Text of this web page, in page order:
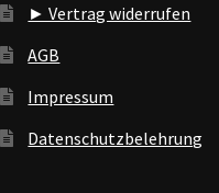
► Vertrag widerrufen
AGB
Impressum
Datenschutzbelehrung